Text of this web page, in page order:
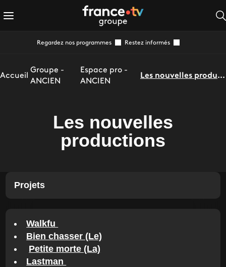
Regardez nos programmes Restez informés
Accueil
Groupe -
ANCIEN
Espace pro -
ANCIEN
Les nouvelles productions
Les nouvelles
productions
Projets
Walkfu
Bien chasser (Le)
Petite morte (La)
Lastman